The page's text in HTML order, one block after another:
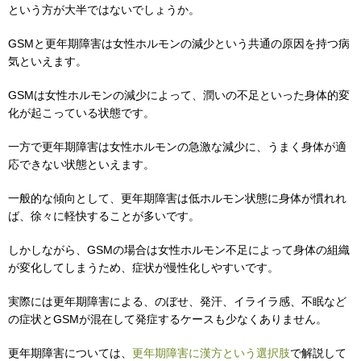
という方が大半ではないでしょうか。
GSMと更年期障害は女性ホルモンの減少という共通の原因を持つ病
気といえます。
GSMは女性ホルモンの減少によって、潤いの不足といった身体的変
化が起こっている状態です。
一方で更年期障害は女性ホルモンの急激な減少に、うまく身体が適
応できない状態といえます。
一般的な傾向として、更年期障害は低ホルモン状態に身体が慣れれ
ば、徐々に軽快することが多いです。
しかしながら、GSMの場合は女性ホルモン不足によって身体の組織
が変化してしまうため、症状が慢性化しやすいです。
実際には更年期障害による、のぼせ、発汗、イライラ感、不眠など
の症状とGSMが混在して発症するケースも少なくありません。
更年期障害については、 更年期障害に漢方という選択肢で解説して